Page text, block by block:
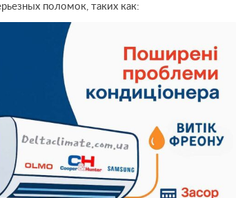
поломок, таких как: